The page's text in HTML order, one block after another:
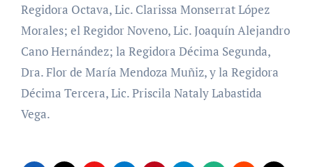
Regidora Octava, Lic. Clarissa Monserrat López
Morales; el Regidor Noveno, Lic. Joaquín Alejandro
Cano Hernández; la Regidora Décima Segunda,
Dra. Flor de María Mendoza Muñiz, y la Regidora
Décima Tercera, Lic. Priscila Nataly Labastida
Vega.